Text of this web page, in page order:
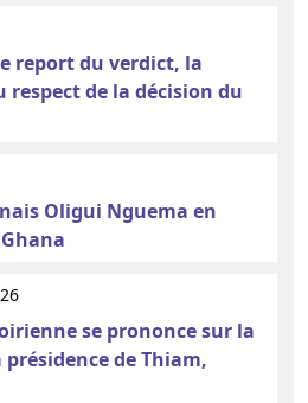
report du verdict, la
respect de la décision du
Oligui Nguema en
se prononce sur la
de Thiam,